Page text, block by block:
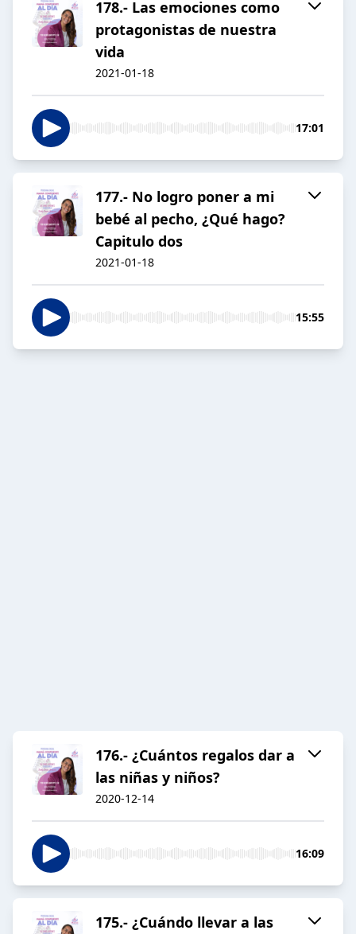
178.- Las emociones como
protagonistas de nuestra
vida
2021-01-18
17:01
177.- No logro poner a mi
bebé al pecho, ¿Qué hago?
Capitulo dos
2021-01-18
15:55
176.- ¿Cuántos regalos dar a
las niñas y niños?
2020-12-14
16:09
175.- ¿Cuándo llevar a las